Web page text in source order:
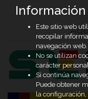
Este sitio web
recopilar
navegación web.
No se utilizan
carácter
Si continúa
Puede obtener
la